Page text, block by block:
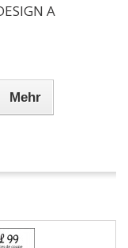
A
Mehr